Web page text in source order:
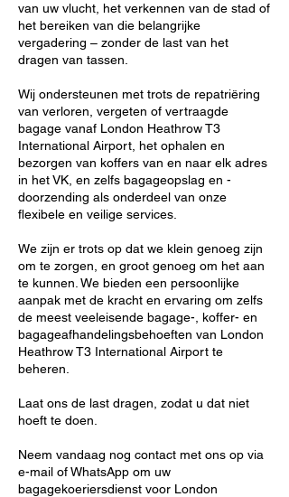
van uw vlucht, het verkennen van de stad of
het bereiken van die belangrijke
vergadering – zonder de last van het
dragen van tassen.
Wij ondersteunen met trots de repatriëring
van verloren, vergeten of vertraagde
bagage vanaf London Heathrow T3
International Airport, het ophalen en
bezorgen van koffers van en naar elk adres
in het VK, en zelfs bagageopslag en -
doorzending als onderdeel van onze
flexibele en veilige services.
We zijn er trots op dat we klein genoeg zijn
om te zorgen, en groot genoeg om het aan
te kunnen. We bieden een persoonlijke
aanpak met de kracht en ervaring om zelfs
de meest veeleisende bagage-, koffer- en
bagageafhandelingsbehoeften van London
Heathrow T3 International Airport te
beheren.
Laat ons de last dragen, zodat u dat niet
hoeft te doen.
Neem vandaag nog contact met ons op via
e-mail of WhatsApp om uw
bagagekoeriersdienst voor London